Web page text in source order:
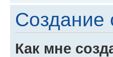
Создание
Как мне